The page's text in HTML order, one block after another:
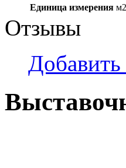
Единица измерения м2
Отзывы